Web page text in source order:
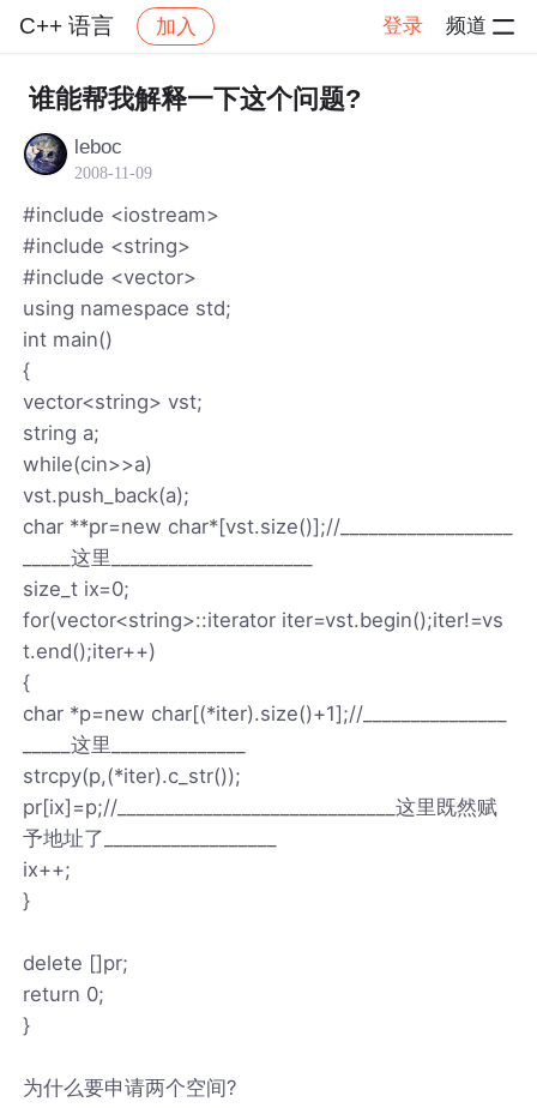
C++ 语言 加入 登录 频道
社区 C++ 语言 帖子详情
谁能帮我解释一下这个问题?
leboc
2008-11-09
#include <iostream>
#include <string>
#include <vector>
using namespace std;
int main()
{
vector<string> vst;
string a;
while(cin>>a)
vst.push_back(a);
char **pr=new char*[vst.size()];//__________________
_____这里_____________________
size_t ix=0;
for(vector<string>::iterator iter=vst.begin();iter!=vs
t.end();iter++)
{
char *p=new char[(*iter).size()+1];//_______________
_____这里______________
strcpy(p,(*iter).c_str());
pr[ix]=p;//_____________________________这里既然赋
予地址了__________________
ix++;
}
delete []pr;
return 0;
}
为什么要申请两个空间?